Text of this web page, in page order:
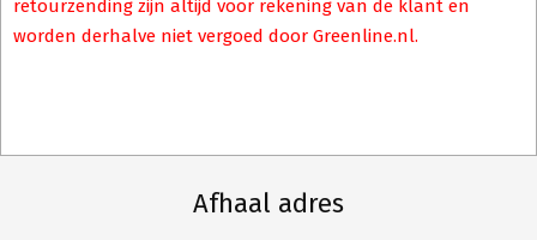
retourzending zijn altijd voor rekening van de klant en
worden derhalve niet vergoed door Greenline.nl.
Afhaal adres